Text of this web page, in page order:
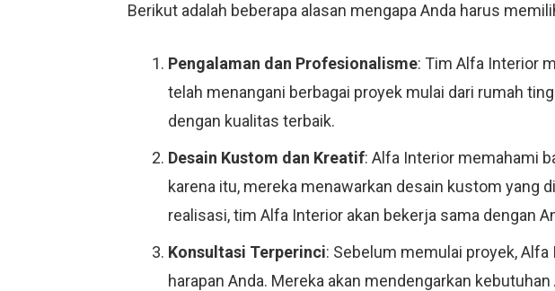
Berikut adalah beberapa alasan mengapa Anda harus
Pengalaman dan Profesionalisme: Tim Alfa Interior
telah menangani berbagai proyek mulai dari rumah
dengan kualitas terbaik.
Desain Kustom dan Kreatif: Alfa Interior memahami
karena itu, mereka menawarkan desain kustom yang
realisasi, tim Alfa Interior akan bekerja sama dengan
Konsultasi Terperinci: Sebelum memulai proyek,
harapan Anda. Mereka akan mendengarkan